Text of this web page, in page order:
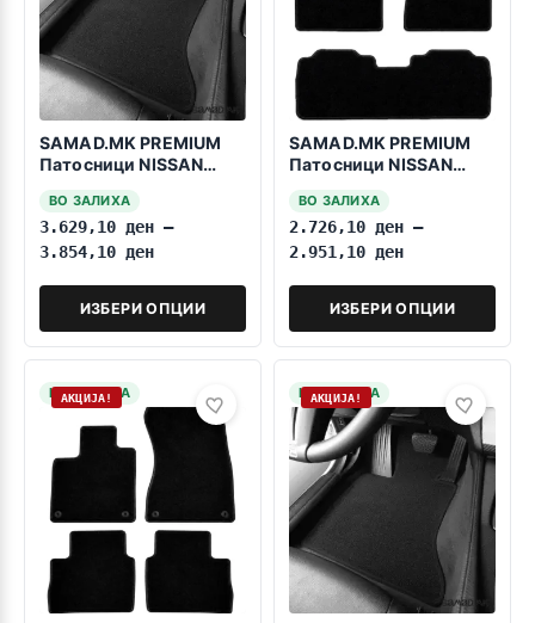
SAMAD.MK PREMIUM
Патосници NISSAN
Sedista
ВО ЗАЛИХА
3.629,10 ден –
3.854,10 ден
ИЗБЕРИ ОПЦИИ
SAMAD.MK PREMIUM
Патосници NISSAN
ВО ЗАЛИХА
2.726,10 ден –
2.951,10 ден
ИЗБЕРИ ОПЦИИ
НА ЗАЛИХА
АКЦИЈА! НА ЗАЛИХА
АКЦИЈА!